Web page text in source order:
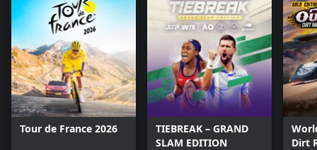
• Bessere Navigation im Peloton
• Überarbeitete Sprint-KI
Tour de France 2026
TIEBREAK – GRAND
SLAM EDITION
Dirt